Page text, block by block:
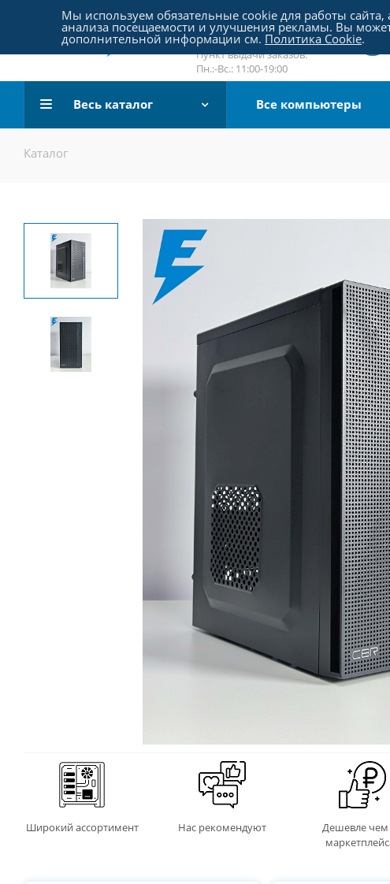
Пятницкое шоссе 18, пав. 267
email:sale@pc-arena.ru
Пн.:-Вс.: 10:00-20:00
Пункт выдачи заказов:
Пн.:-Вс.: 11:00-19:00
Весь каталог Все компьютеры
Каталог
Широкий ассортимент Нас рекомендуют
Дешевле чем
Мы используем обязательные cookie для работы
анализа посещаемости и улучшения рекламы. Вы
дополнительной информации см. Политика Cookie.